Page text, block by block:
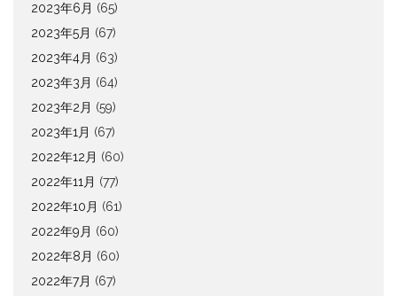
2023年6月 (65)
2023年5月 (67)
2023年4月 (63)
2023年3月 (64)
2023年2月 (59)
2023年1月 (67)
2022年12月 (60)
2022年11月 (77)
2022年10月 (61)
2022年9月 (60)
2022年8月 (60)
2022年7月 (67)